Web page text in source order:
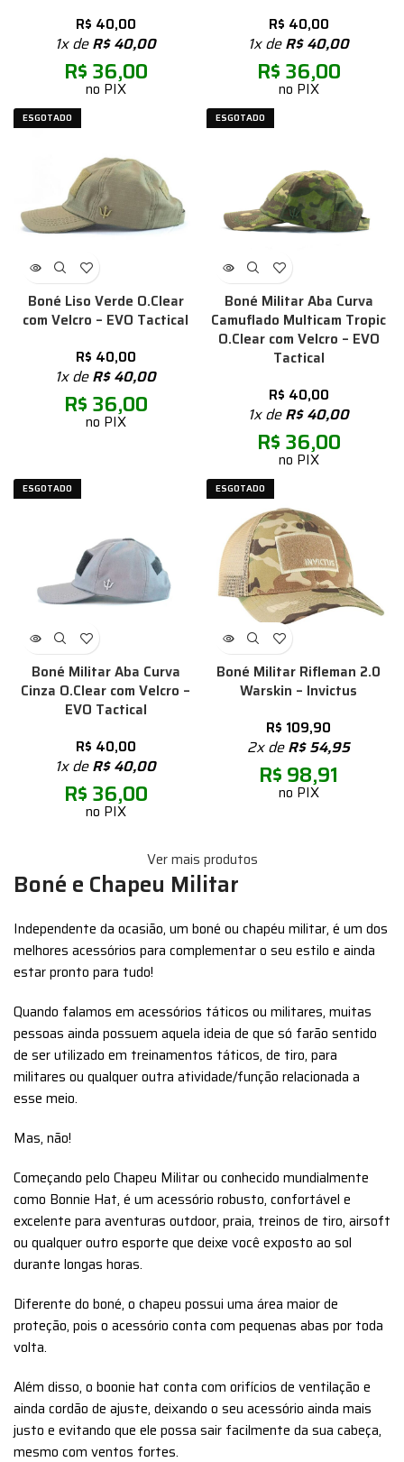
R$ 40,00
1x deR$40,00
R$ 36,00
no PIX
R$ 40,00
1x deR$40,00
R$ 36,00
no PIX
ESGOTADO
Boné Liso Verde O.Clear
com Velcro – EVO Tactical
R$ 40,00
1x deR$40,00
R$ 36,00
no PIX
ESGOTADO
Boné Militar Aba Curva
Camuflado Multicam Tropic
O.Clear com Velcro – EVO
Tactical
R$ 40,00
1x deR$40,00
R$ 36,00
no PIX
ESGOTADO
Boné Militar Aba Curva
Cinza O.Clear com Velcro –
EVO Tactical
R$ 40,00
1x deR$40,00
R$ 36,00
no PIX
ESGOTADO
Boné Militar Rifleman 2.0
Warskin – Invictus
R$ 109,90
2x deR$54,95
R$ 98,91
no PIX
Ver mais produtos
Boné e Chapeu Militar
Independente da ocasião, um boné ou chapéu militar, é um dos
melhores acessórios para complementar o seu estilo e ainda
estar pronto para tudo!
Quando falamos em acessórios táticos ou militares, muitas
pessoas ainda possuem aquela ideia de que só farão sentido
de ser utilizado em treinamentos táticos, de tiro, para
militares ou qualquer outra atividade/função relacionada a
esse meio.
Mas, não!
Começando pelo Chapeu Militar ou conhecido mundialmente
como Bonnie Hat, é um acessório robusto, confortável e
excelente para aventuras outdoor, praia, treinos de tiro, airsoft
ou qualquer outro esporte que deixe você exposto ao sol
durante longas horas.
Diferente do boné, o chapeu possui uma área maior de
proteção, pois o acessório conta com pequenas abas por toda
volta.
Além disso, o boonie hat conta com orifícios de ventilação e
ainda cordão de ajuste, deixando o seu acessório ainda mais
justo e evitando que ele possa sair facilmente da sua cabeça,
mesmo com ventos fortes.